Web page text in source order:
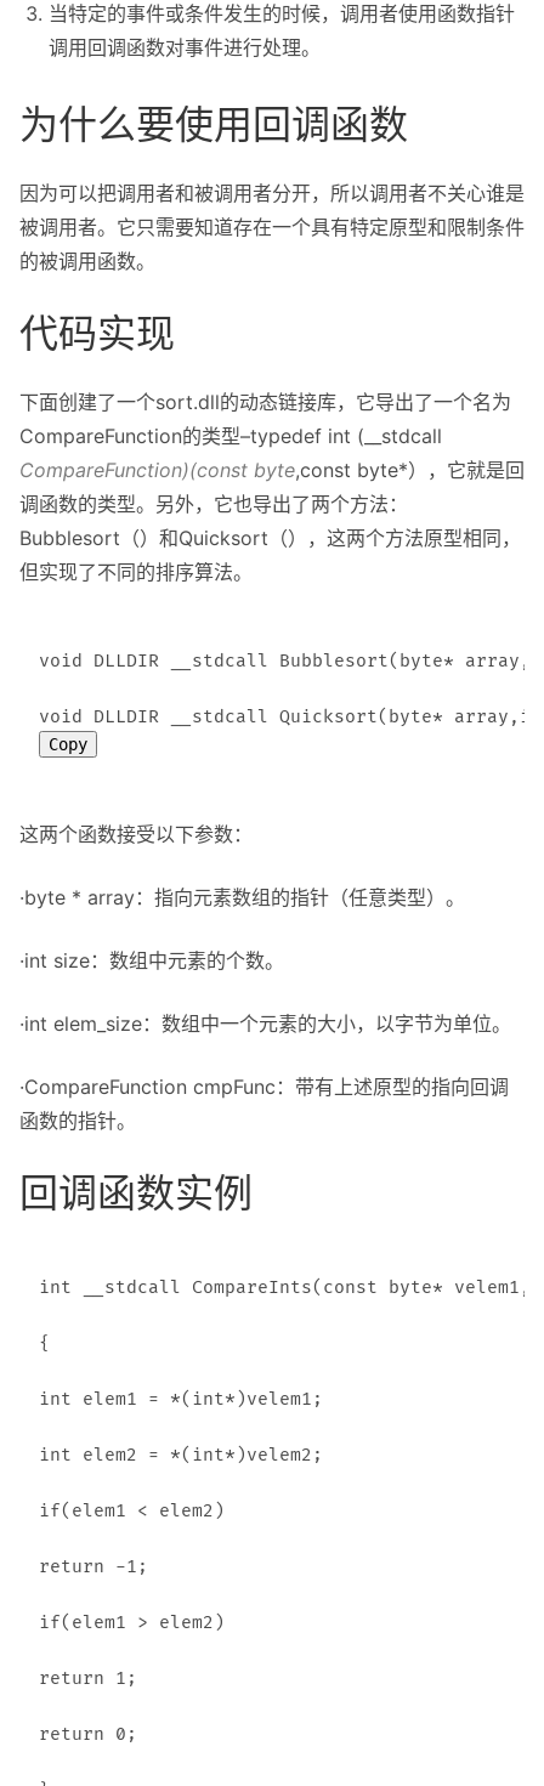
当特定的事件或条件发生的时候，调用者使用函数指针
调用回调函数对事件进行处理。
为什么要使用回调函数
因为可以把调用者和被调用者分开，所以调用者不关心谁是
被调用者。它只需要知道存在一个具有特定原型和限制条件
的被调用函数。
代码实现
下面创建了一个sort.dll的动态链接库，它导出了一个名为
CompareFunction的类型–typedef int (__stdcall
CompareFunction)(const byte,const byte*），它就是回
调函数的类型。另外，它也导出了两个方法：
Bubblesort（）和Quicksort（），这两个方法原型相同，
但实现了不同的排序算法。
void DLLDIR __stdcall Bubblesort(byte*
Copy
这两个函数接受以下参数：
·byte * array：指向元素数组的指针（任意类型）。
·int size：数组中元素的个数。
·int elem_size：数组中一个元素的大小，以字节为单位。
·CompareFunction cmpFunc：带有上述原型的指向回调
函数的指针。
回调函数实例
int __stdcall CompareInts(const byte*
{
int elem1 = *(int*)velem1;
int elem2 = *(int*)velem2;
if(elem1 < elem2)
return -1;
if(elem1 > elem2)
return 1;
return 0;